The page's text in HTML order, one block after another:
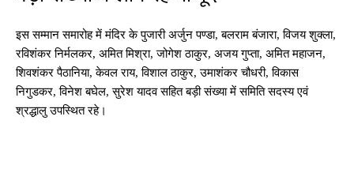
इस सम्मान समारोह में मंदिर के पुजारी अर्जुन पण्डा, बलराम बंजारा, विजय शुक्ला,
रविशंकर निर्मलकर, अमित मिश्रा, जोगेश ठाकुर, अजय गुप्ता, अमित महाजन,
शिवशंकर पैठानिया, केवल राय, विशाल ठाकुर, उमाशंकर चौधरी, विकास
निगुडकर, विनेश बघेल, सुरेश यादव सहित बड़ी संख्या में समिति सदस्य एवं
श्रद्धालु उपस्थित रहे।